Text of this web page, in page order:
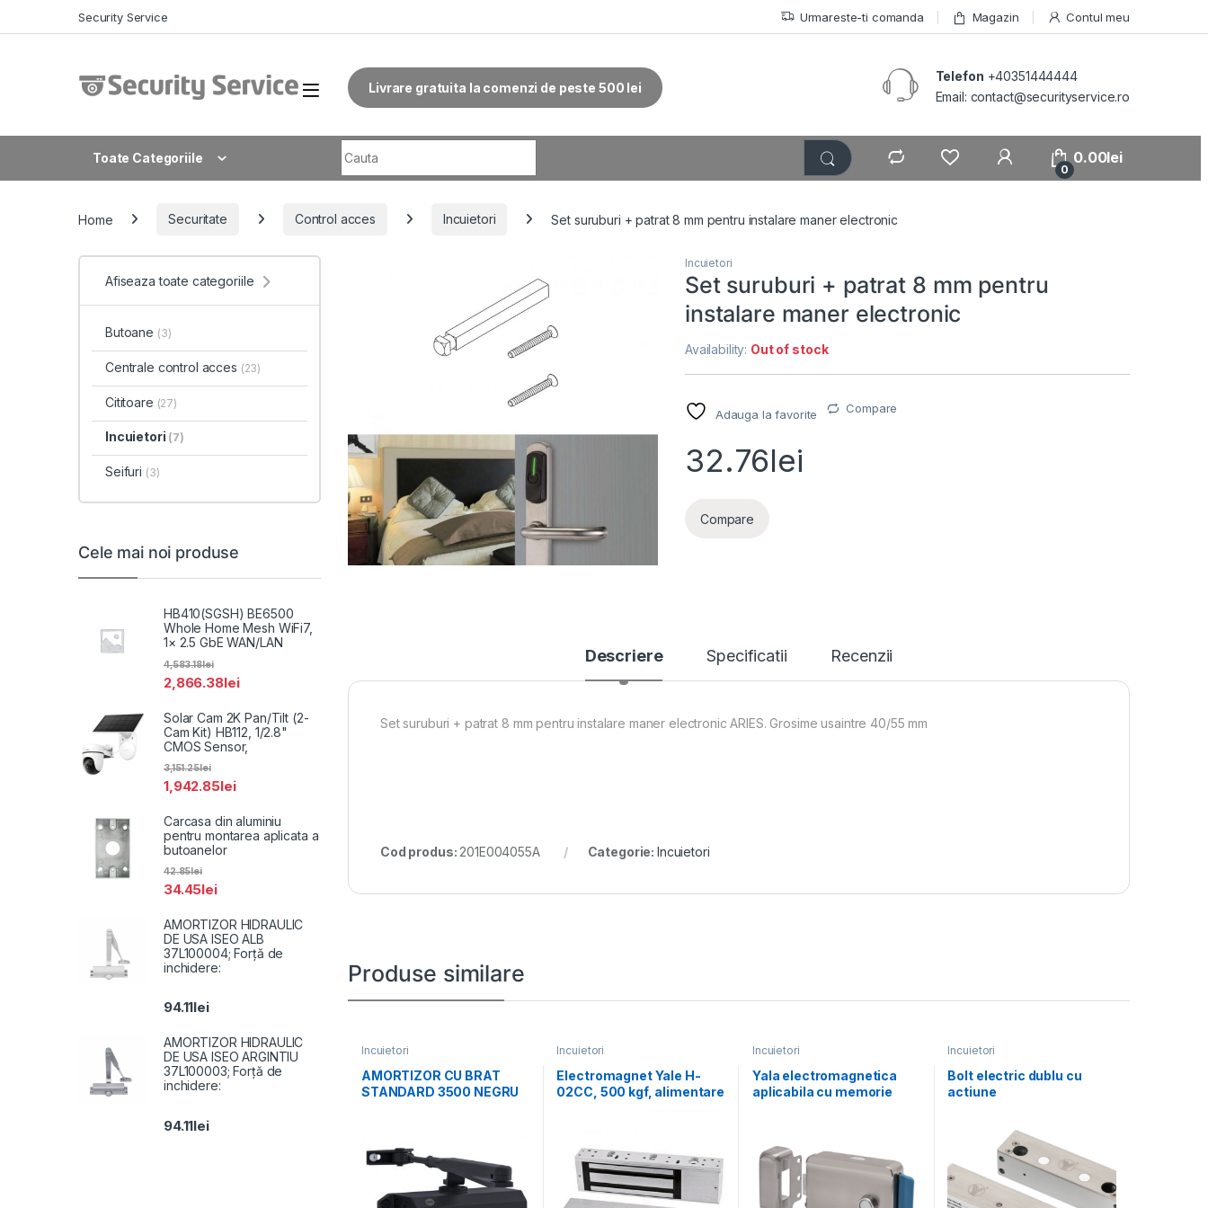
Security Service Urmareste-ti comanda Magazin Contul meu
Livrare gratuita la comenzi de peste 500 lei
Telefon +40351444444
Email: contact@securityservice.ro
Toate Categoriile
0
0.00lei
Home Securitate Control acces Incuietori Set suruburi + patrat 8 mm pentru instalare maner electronic
Incuietori
Set suruburi + patrat 8 mm pentru
instalare maner electronic
Availability: Out of stock
Adauga la favorite Compare
32.76lei
Compare
Descriere Specificatii Recenzii
Set suruburi + patrat 8 mm pentru instalare maner electronic ARIES. Grosime usaintre 40/55 mm
Cod produs: 201E004055A Categorie: Incuietori
Produse similare
Incuietori
AMORTIZOR CU BRAT
STANDARD 3500 NEGRU
Incuietori
Electromagnet Yale H-
02CC, 500 kgf, alimentare
Incuietori
Yala electromagnetica
aplicabila cu memorie
Incuietori
Bolt electric dublu cu
actiune
Afiseaza toate categoriile
Butoane (3)
Centrale control acces (23)
Cititoare (27)
Incuietori (7)
Seifuri (3)
Cele mai noi produse
HB410(SGSH) BE6500
Whole Home Mesh WiFi7,
1× 2.5 GbE WAN/LAN
2,866.38lei
4,583.18lei
Solar Cam 2K Pan/Tilt (2-
Cam Kit) HB112, 1/2.8"
CMOS Sensor,
1,942.85lei
3,151.25lei
Carcasa din aluminiu
pentru montarea aplicata a
butoanelor
34.45lei
42.85lei
AMORTIZOR HIDRAULIC
DE USA ISEO ALB
37L100004; Forță de
inchidere:
94.11lei
AMORTIZOR HIDRAULIC
DE USA ISEO ARGINTIU
37L100003; Forță de
inchidere:
94.11lei